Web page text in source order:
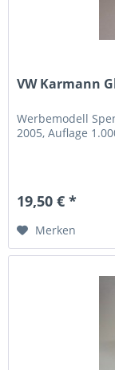
VW Karmann
Werbemodell
2005, Auflage
19,50 € *
Merken